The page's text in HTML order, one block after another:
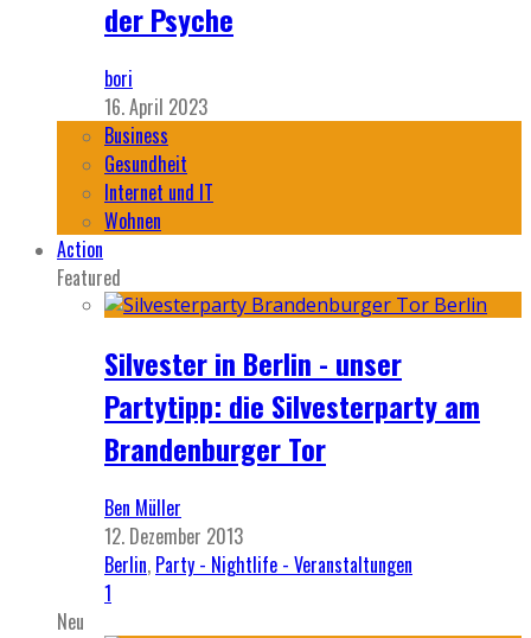
der Psyche
bori
16. April 2023
Business
Gesundheit
Internet und IT
Wohnen
Action
Featured
Silvester in Berlin - unser
Partytipp: die Silvesterparty am
Brandenburger Tor
Ben Müller
12. Dezember 2013
Berlin, Party - Nightlife - Veranstaltungen
1
Neu